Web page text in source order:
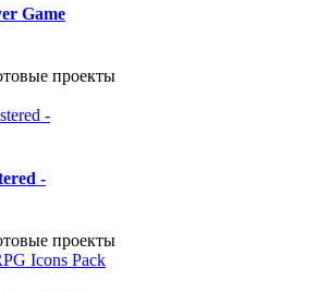
Game
проекты
-
проекты